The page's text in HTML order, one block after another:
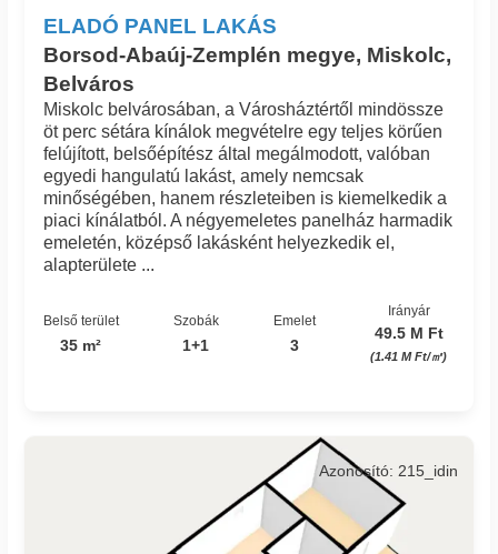
ELADÓ PANEL LAKÁS
Borsod-Abaúj-Zemplén megye, Miskolc,
Belváros
Miskolc belvárosában, a Városháztértől mindössze
öt perc sétára kínálok megvételre egy teljes körűen
felújított, belsőépítész által megálmodott, valóban
egyedi hangulatú lakást, amely nemcsak
minőségében, hanem részleteiben is kiemelkedik a
piaci kínálatból. A négyemeletes panelház harmadik
emeletén, középső lakásként helyezkedik el,
alapterülete ...
Belső terület
35 m²
Szobák
1+1
Emelet
3
Irányár
49.5 M Ft
(1.41 M Ft/㎡)
Azonosító: 215_idin